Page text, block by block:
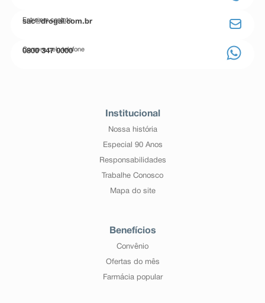
Entre em contato
sac@drogal.com.br
Compre pelo telefone
0800 347 0000
Institucional
Nossa história
Especial 90 Anos
Responsabilidades
Trabalhe Conosco
Mapa do site
Benefícios
Convênio
Ofertas do mês
Farmácia popular